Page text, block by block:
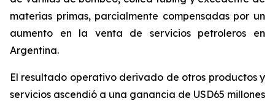
materias primas, parcialmente compensadas por un
aumento en la venta de servicios petroleros en
Argentina.
El resultado operativo derivado de otros productos y
servicios ascendió a una ganancia de USD65 millones